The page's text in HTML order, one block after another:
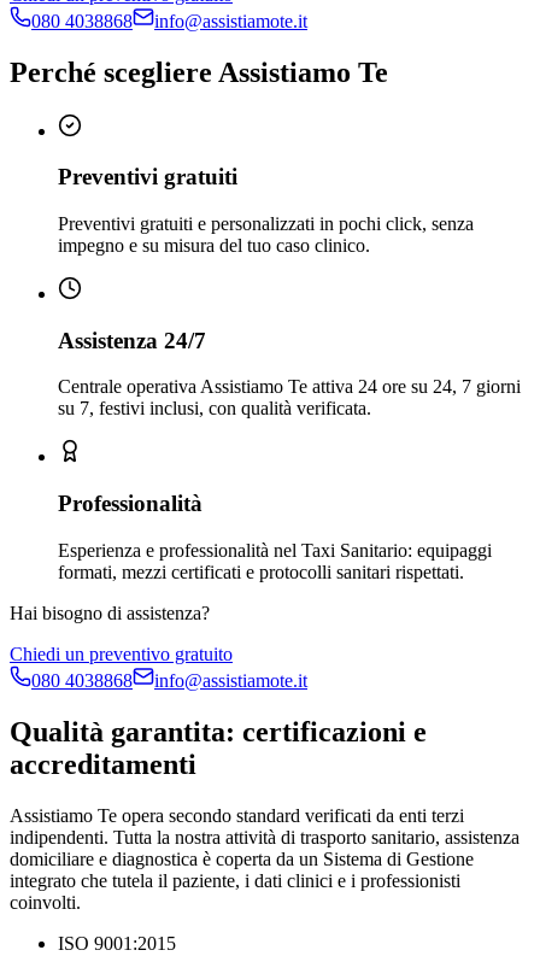
080 4038868
info@assistiamote.it
Perché scegliere Assistiamo Te
Preventivi gratuiti
Preventivi gratuiti e personalizzati in pochi click, senza
impegno e su misura del tuo caso clinico.
Assistenza 24/7
Centrale operativa Assistiamo Te attiva 24 ore su 24, 7 giorni
su 7, festivi inclusi, con qualità verificata.
Professionalità
Esperienza e professionalità nel Taxi Sanitario: equipaggi
formati, mezzi certificati e protocolli sanitari rispettati.
Hai bisogno di assistenza?
Chiedi un preventivo gratuito
080 4038868
info@assistiamote.it
Qualità garantita: certificazioni e
accreditamenti
Assistiamo Te opera secondo standard verificati da enti terzi
indipendenti. Tutta la nostra attività di trasporto sanitario, assistenza
domiciliare e diagnostica è coperta da un Sistema di Gestione
integrato che tutela il paziente, i dati clinici e i professionisti
coinvolti.
ISO 9001:2015